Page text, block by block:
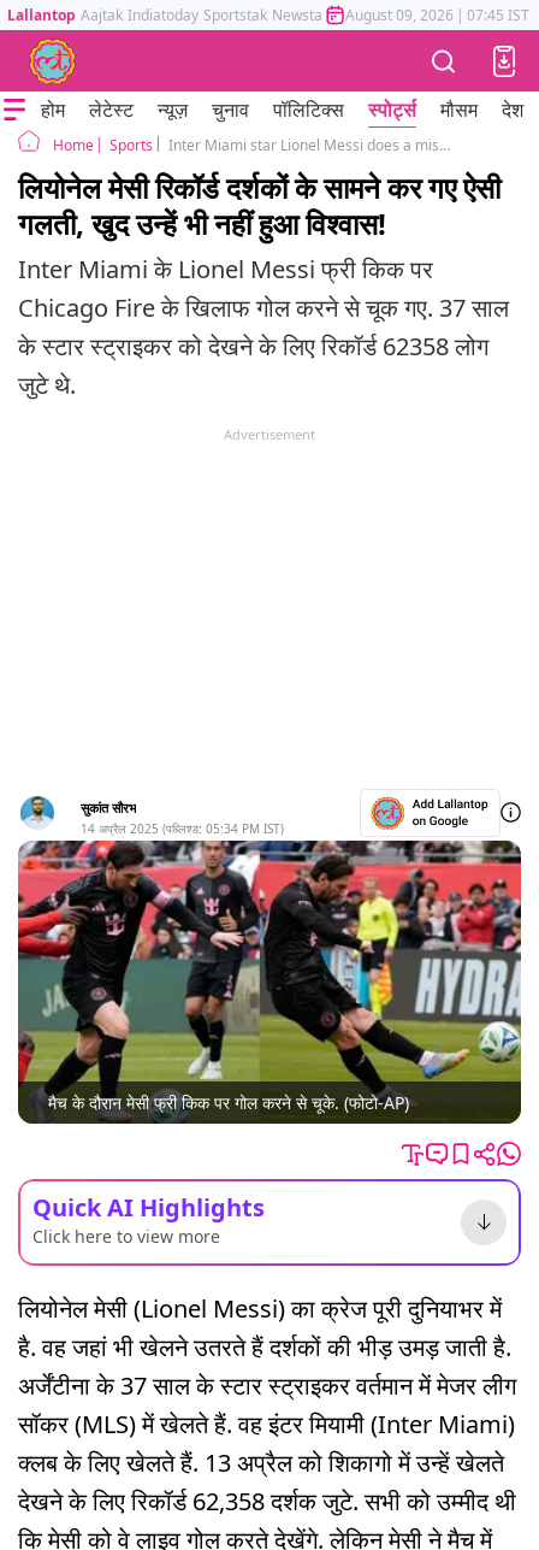
Lallantop Aajtak Indiatoday Sportstak Newstak Mumbai Tak Astrotak
August 09, 2026 | 07:45 IST
होम लेटेस्ट न्यूज़ चुनाव पॉलिटिक्स स्पोर्ट्स मौसम देश
Home Sports Inter Miami star Lionel Messi does a mistake against Chicago Fire he too could not believe
लियोनेल मेसी रिकॉर्ड दर्शकों के सामने कर गए ऐसी
गलती, खुद उन्हें भी नहीं हुआ विश्वास!
Inter Miami के Lionel Messi फ्री किक पर
Chicago Fire के खि‍लाफ गोल करने से चूक गए. 37 साल
के स्टार स्ट्राइकर को देखने के लिए रिकॉर्ड 62358 लोग
जुटे थे.
Advertisement
सुकांत सौरभ
14 अप्रैल 2025 (पब्लिश्ड: 05:34 PM IST)
मैच के दौरान मेसी फ्री किक पर गोल करने से चूके. (फोटो-AP)
Quick AI Highlights
Click here to view more
लियोनेल मेसी (Lionel Messi) का क्रेज पूरी दुनियाभर में
है. वह जहां भी खेलने उतरते हैं दर्शकों की भीड़ उमड़ जाती है.
अर्जेंटीना के 37 साल के स्टार स्ट्राइकर वर्तमान में मेजर लीग
सॉकर (MLS) में खेलते हैं. वह इंटर मियामी (Inter Miami)
क्लब के लिए खेलते हैं. 13 अप्रैल को शिकागो में उन्हें खेलते
देखने के लिए रिकॉर्ड 62,358 दर्शक जुटे. सभी को उम्मीद थी
कि मेसी को वे लाइव गोल करते देखेंगे. लेकिन मेसी ने मैच में